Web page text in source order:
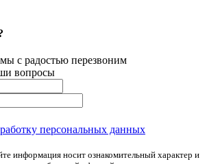
с радостью перезвоним
вопросы
персональных данных
информация носит ознакомительный характер и